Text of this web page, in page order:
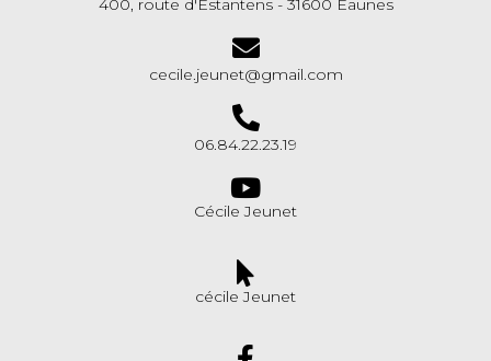
400, route d'Estantens - 31600 Eaunes
cecile.jeunet@gmail.com
06.84.22.23.19
Cécile Jeunet
cécile Jeunet